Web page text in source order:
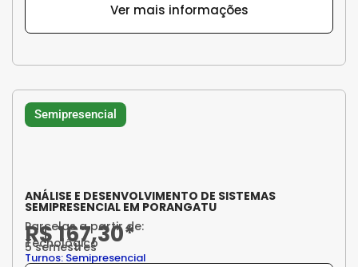
Ver mais informações
Semipresencial
ANÁLISE E DESENVOLVIMENTO DE SISTEMAS
SEMIPRESENCIAL EM PORANGATU
Parcelas a partir de:
R$ 167,30*
Tecnológico
5 semestres
Turnos: Semipresencial